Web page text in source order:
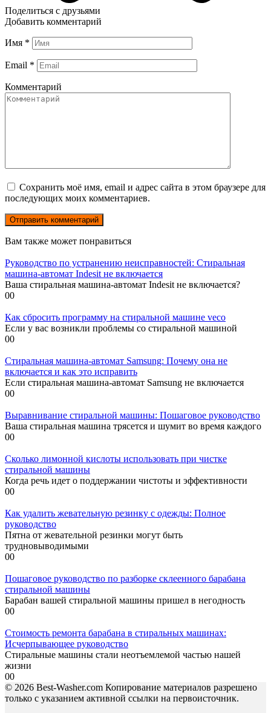
Поделиться с друзьями
Добавить комментарий
Имя *
Email *
Комментарий
Сохранить моё имя, email и адрес сайта в этом браузере для
последующих моих комментариев.
Вам также может понравиться
Руководство по устранению неисправностей: Стиральная
машина-автомат Indesit не включается
Ваша стиральная машина-автомат Indesit не включается?
00
Как сбросить программу на стиральной машине veco
Если у вас возникли проблемы со стиральной машиной
00
Стиральная машина-автомат Samsung: Почему она не
включается и как это исправить
Если стиральная машина-автомат Samsung не включается
00
Выравнивание стиральной машины: Пошаговое руководство
Ваша стиральная машина трясется и шумит во время каждого
00
Сколько лимонной кислоты использовать при чистке
стиральной машины
Когда речь идет о поддержании чистоты и эффективности
00
Как удалить жевательную резинку с одежды: Полное
руководство
Пятна от жевательной резинки могут быть
трудновыводимыми
00
Пошаговое руководство по разборке склеенного барабана
стиральной машины
Барабан вашей стиральной машины пришел в негодность
00
Стоимость ремонта барабана в стиральных машинах:
Исчерпывающее руководство
Стиральные машины стали неотъемлемой частью нашей
жизни
00
© 2026 Best-Washer.com Копирование материалов разрешено
только с указанием активной ссылки на первоисточник.